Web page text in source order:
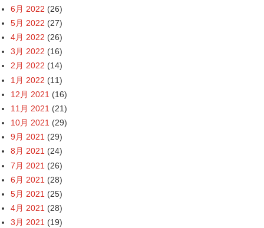
6月 2022 (26)
5月 2022 (27)
4月 2022 (26)
3月 2022 (16)
2月 2022 (14)
1月 2022 (11)
12月 2021 (16)
11月 2021 (21)
10月 2021 (29)
9月 2021 (29)
8月 2021 (24)
7月 2021 (26)
6月 2021 (28)
5月 2021 (25)
4月 2021 (28)
3月 2021 (19)